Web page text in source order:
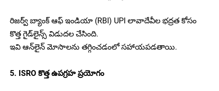
రిజర్వ్ బ్యాంక్ ఆఫ్ ఇండియా (RBI) UPI లావాదేవీల భద్రత కోసం
కొత్త గైడ్‌లైన్స్ విడుదల చేసింది.
ఇవి ఆన్‌లైన్ మోసాలను తగ్గించడంలో సహాయపడతాయి.
5. ISRO కొత్త ఉపగ్రహ ప్రయోగం